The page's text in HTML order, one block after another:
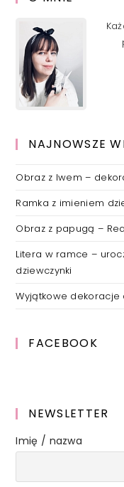
NAJNOWSZE
Obraz z lwem –
Ramka z imieniem
Obraz z papugą –
Litera w ramce –
dziewczynki
Wyjątkowe
FACEBOOK
NEWSLETTER
Imię / nazwa